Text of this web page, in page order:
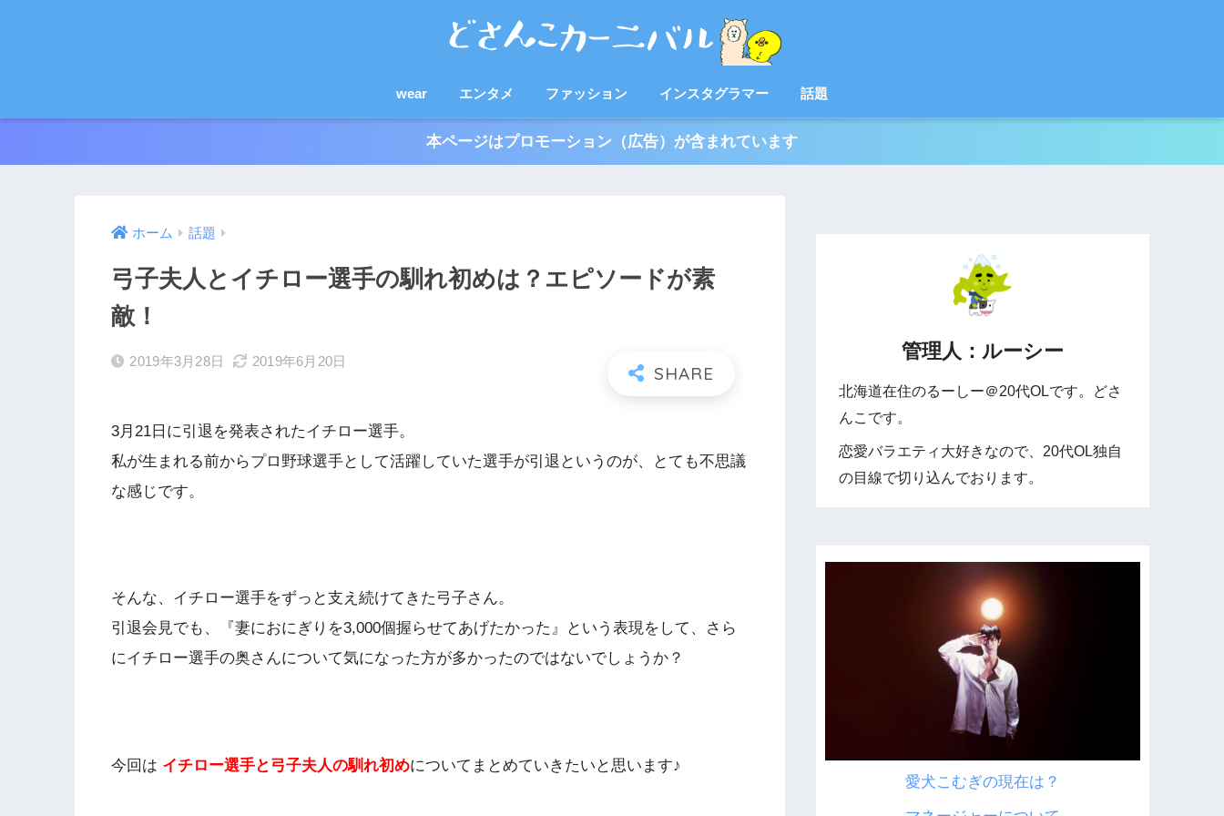
wear エンタメ ファッション インスタグラマー 話題
本ページはプロモーション（広告）が含まれています
ホーム 話題
弓子夫人とイチロー選手の馴れ初めは？エピソードが素
敵！
2019年3月28日 2019年6月20日
3月21日に引退を発表されたイチロー選手。
私が生まれる前からプロ野球選手として活躍していた選手が引退というのが、とても不思議
な感じです。
そんな、イチロー選手をずっと支え続けてきた弓子さん。
引退会見でも、『妻におにぎりを3,000個握らせてあげたかった』という表現をして、さら
にイチロー選手の奥さんについて気になった方が多かったのではないでしょうか？
今回は イチロー選手と弓子夫人の馴れ初めについてまとめていきたいと思います♪
管理人：ルーシー
北海道在住のるーしー＠20代OLです。どさ
んこです。
恋愛バラエティ大好きなので、20代OL独自
の目線で切り込んでおります。
愛犬こむぎの現在は？